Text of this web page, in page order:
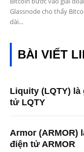
Glassnode cho thấy
dài...
BÀI VIẾT
Liquity (LQTY)
tử LQTY
Armor (ARMOR)
điện tử ARMOR